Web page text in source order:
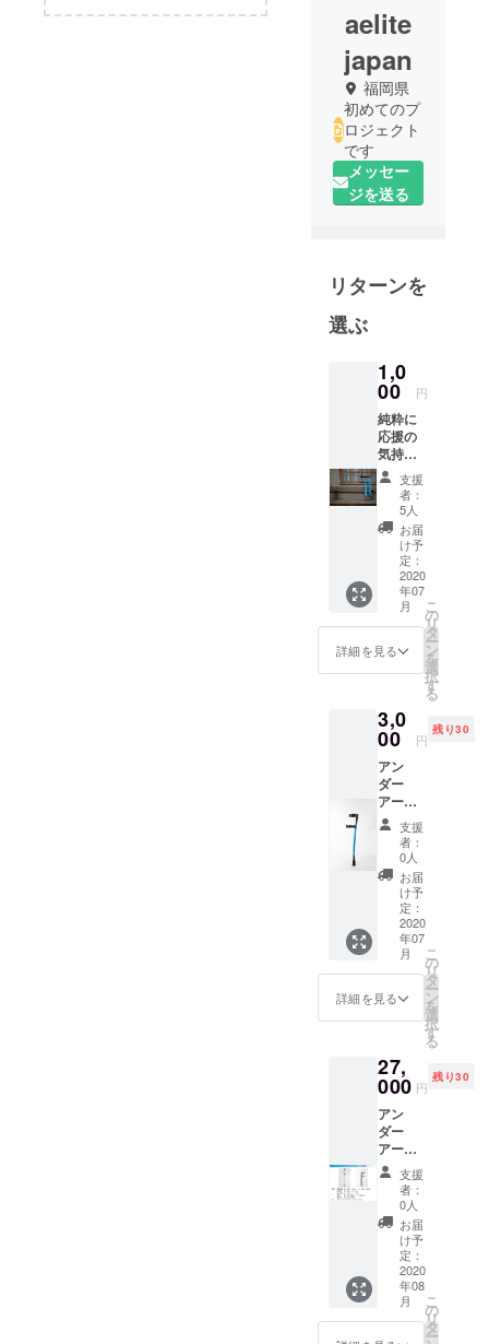
aelite
japan
福岡県
初めてのプ
ロジェクト
です
メッセー
ジを送る
リターンを
選ぶ
1,0
00 円
純粋に
応援の
気持ち
をお持
ちの方
今回の
プロ
ジェク
トの結
果報告
をお送
りさせ
ていた
だきま
す。 報
告書が
ない方
は、備
考欄に
報告書
不要と
ご記入
くださ
い。
支援
者：
5人
お届
け予
定：
2020
年07
月
詳細を見る
こ
の
リ
タ
ー
ン
を
選
択
す
る
3,0
00 円
残り30
アン
ダー
アーム
クラッ
チか
フォア
アーム
クラッ
チの、
どちら
か1組を
の1週間
貸し出
しいた
しま
す。返
み送料
をご負
担くだ
さい。
ご希望
のカ
ラーが
ござい
ました
ら、ご
指定く
ださ
い。 カ
ラーに
よりお
届が遅
支援
者：
0人
お届
け予
定：
2020
年07
月
詳細を見る
こ
の
リ
タ
ー
ン
を
選
択
す
る
27,
000 円
残り30
アン
ダー
アーム
クラッ
チ1組
定価
30,000
円予定
（非課
税）＋
送料 ●
サイズ
（2種）
支援
者：
0人
お届
け予
定：
2020
年08
月
こ
の
リ
タ
ー